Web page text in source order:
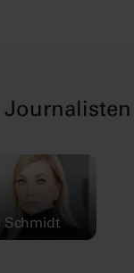
Schmidt